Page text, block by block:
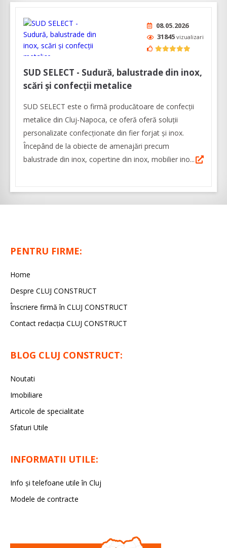
08.05.2026
31845 vizualizari
SUD SELECT - Sudură, balustrade din inox,
scări și confecții metalice
SUD SELECT este o firmă producătoare de confecţii
metalice din Cluj-Napoca, ce oferă oferă soluţii
personalizate confecţionate din fier forjat şi inox.
Începând de la obiecte de amenajări precum
balustrade din inox, copertine din inox, mobilier ino...
PENTRU FIRME:
Home
Despre CLUJ CONSTRUCT
Înscriere firmă în CLUJ CONSTRUCT
Contact redacția CLUJ CONSTRUCT
BLOG CLUJ CONSTRUCT:
Noutati
Imobiliare
Articole de specialitate
Sfaturi Utile
INFORMATII UTILE:
Info și telefoane utile în Cluj
Modele de contracte